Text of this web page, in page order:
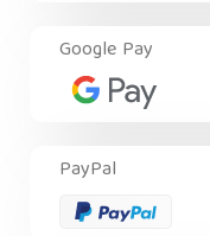
Google Pay
PayPal